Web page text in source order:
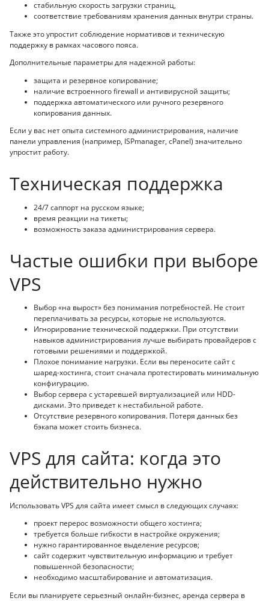
стабильную скорость загрузки страниц,
соответствие требованиям хранения данных внутри страны.
Также это упростит соблюдение нормативов и техническую
поддержку в рамках часового пояса.
Дополнительные параметры для надежной работы:
защита и резервное копирование;
наличие встроенного firewall и антивирусной защиты;
поддержка автоматического или ручного резервного
копирования данных.
Если у вас нет опыта системного администрирования, наличие
панели управления (например, ISPmanager, cPanel) значительно
упростит работу.
Техническая поддержка
24/7 саппорт на русском языке;
время реакции на тикеты;
возможность заказа администрирования сервера.
Частые ошибки при выборе
VPS
Выбор «на вырост» без понимания потребностей. Не стоит
переплачивать за ресурсы, которые не используются.
Игнорирование технической поддержки. При отсутствии
навыков администрирования лучше выбирать провайдеров с
готовыми решениями и поддержкой.
Плохое понимание нагрузки. Если вы переносите сайт с
шаред-хостинга, стоит сначала протестировать минимальную
конфигурацию.
Выбор сервера с устаревшей виртуализацией или HDD-
дисками. Это приведет к нестабильной работе.
Отсутствие резервного копирования. Потеря данных без
бэкапа может стоить бизнеса.
VPS для сайта: когда это
действительно нужно
Использовать VPS для сайта имеет смысл в следующих случаях:
проект перерос возможности общего хостинга;
требуется больше гибкости в настройке окружения;
нужно гарантированное выделение ресурсов;
сайт содержит чувствительную информацию и требует
повышенной безопасности;
необходимо масштабирование и автоматизация.
Если вы планируете серьезный онлайн-бизнес, аренда сервера в